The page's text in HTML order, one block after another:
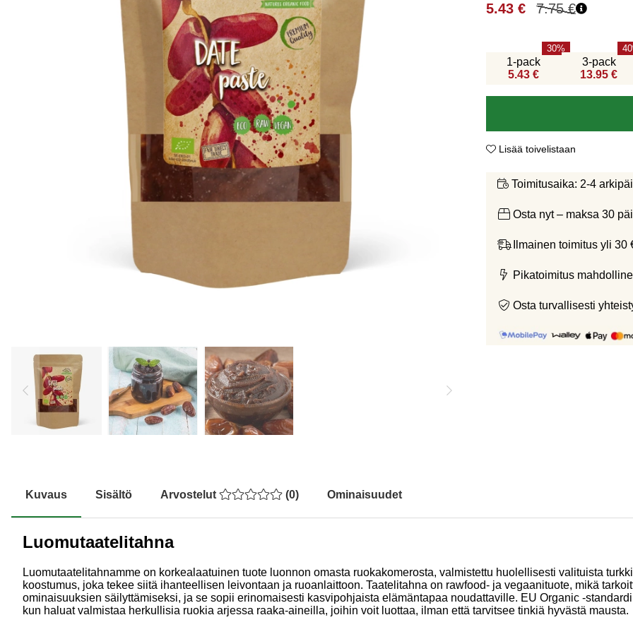
7.75€
5.43 €
1-pack
5.43 €
30
3-pack
13.95 €
40
Lisää toivelistaan
Toimitusaika: 2-4
Osta nyt – maksa 30
Ilmainen toimitus yli 30
Pikatoimitus
Osta turvallisesti
Kuvaus Sisältö Arvostelut (0) Ominaisuudet
Luomutaatelitahna
Luomutaatelitahnamme on korkealaatuinen tuote luonnon omasta ruokakomerosta, valmistettu huolellisesti valituista
koostumus, joka tekee siitä ihanteellisen leivontaan ja ruoanlaittoon. Taatelitahna on rawfood- ja vegaanituote, mikä
ominaisuuksien säilyttämiseksi, ja se sopii erinomaisesti kasvipohjaista elämäntapaa noudattaville. EU Organic -
kun haluat valmistaa herkullisia ruokia arjessa raaka-aineilla, joihin voit luottaa, ilman että tarvitsee tinkiä hyvästä mausta.